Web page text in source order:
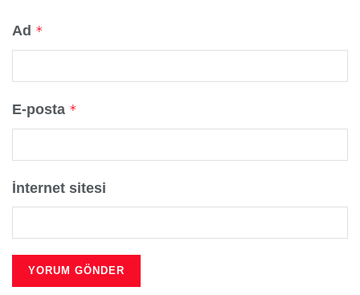
Ad *
E-posta *
İnternet sitesi